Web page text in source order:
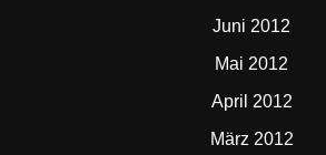
Juni 2012
Mai 2012
April 2012
März 2012